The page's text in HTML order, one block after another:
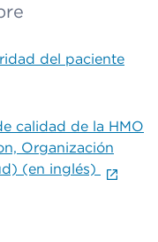
del paciente
calidad de la HMO
Organización
(en inglés)